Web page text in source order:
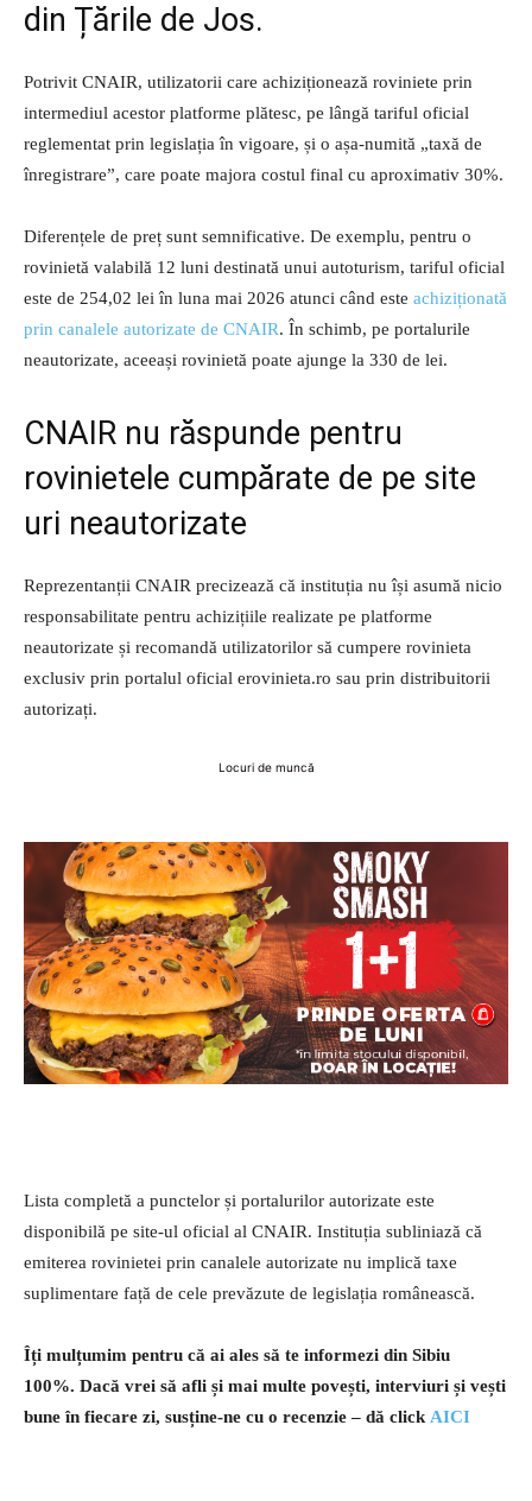
din Țările de Jos.
Potrivit CNAIR, utilizatorii care achiziționează roviniete prin
intermediul acestor platforme plătesc, pe lângă tariful oficial
reglementat prin legislația în vigoare, și o așa-numită „taxă de
înregistrare”, care poate majora costul final cu aproximativ 30%.
Diferențele de preț sunt semnificative. De exemplu, pentru o
rovinietă valabilă 12 luni destinată unui autoturism, tariful oficial
este de 254,02 lei în luna mai 2026 atunci când este achiziționată
prin canalele autorizate de CNAIR. În schimb, pe portalurile
neautorizate, aceeași rovinietă poate ajunge la 330 de lei.
CNAIR nu răspunde pentru
rovinietele cumpărate de pe site
uri neautorizate
Reprezentanții CNAIR precizează că instituția nu își asumă nicio
responsabilitate pentru achizițiile realizate pe platforme
neautorizate și recomandă utilizatorilor să cumpere rovinieta
exclusiv prin portalul oficial erovinieta.ro sau prin distribuitorii
autorizați.
Locuri de muncă
Lista completă a punctelor și portalurilor autorizate este
disponibilă pe site-ul oficial al CNAIR. Instituția subliniază că
emiterea rovinietei prin canalele autorizate nu implică taxe
suplimentare față de cele prevăzute de legislația românească.
Îți mulțumim pentru că ai ales să te informezi din Sibiu
100%. Dacă vrei să afli și mai multe povești, interviuri și vești
bune în fiecare zi, susține-ne cu o recenzie – dă click AICI